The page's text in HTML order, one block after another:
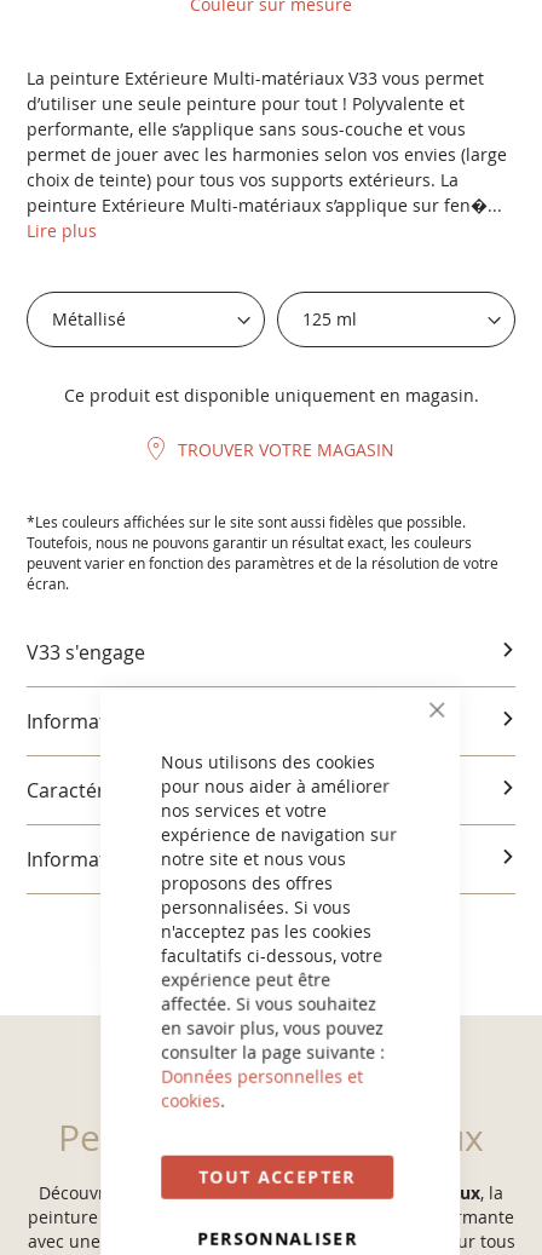
CLOSE
BAR
Nous utilisons des cookies
pour nous aider à améliorer
nos services et votre
expérience de navigation sur
notre site et nous vous
proposons des offres
personnalisées. Si vous
n'acceptez pas les cookies
facultatifs ci-dessous, votre
expérience peut être
affectée. Si vous souhaitez
en savoir plus, vous pouvez
consulter la page suivante :
Données personnelles et
cookies.
TOUT ACCEPTER
PERSONNALISER
La peinture Extérieure Multi-matériaux V33 vous permet
d’utiliser une seule peinture pour tout ! Polyvalente et
performante, elle s’applique sans sous-couche et vous
permet de jouer avec les harmonies selon vos envies (large
choix de teinte) pour tous vos supports extérieurs. La
peinture Extérieure Multi-matériaux s’applique sur fen�...
Lire plus
Ce produit est disponible uniquement en magasin.
TROUVER VOTRE MAGASIN
*Les couleurs affichées sur le site sont aussi fidèles que possible.
Toutefois, nous ne pouvons garantir un résultat exact, les couleurs
peuvent varier en fonction des paramètres et de la résolution de votre
écran.
V33 s'engage
Informations produits
Caractéristiques et utilisation
Informations réglementaires
Peinture Multi-matériaux
Découvrez la vidéo de notrepeinture Multi-Matériaux, la
peinture extérieure pour le bois, fer, alu, PVC... performante
avec une garantie de 8 ans, de nombreux formats pour tous